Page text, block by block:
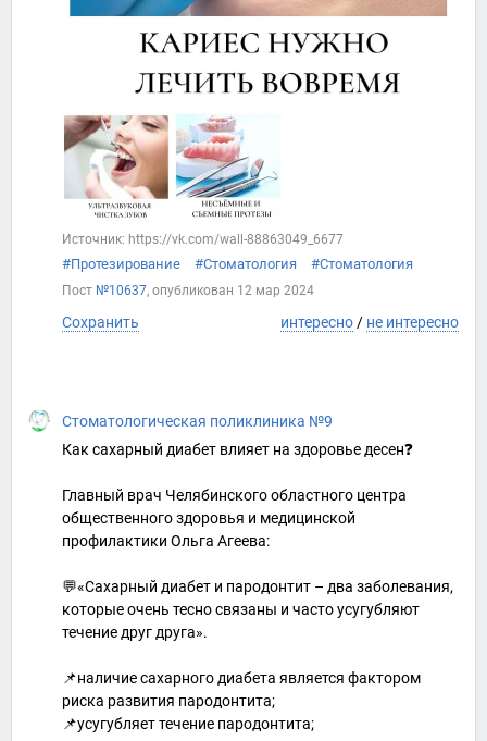
Источник: https://vk.com/wall-88863049_6677
#Протезирование #Стоматология #Стоматология
Пост №10637, опубликован 12 мар 2024
Сохранить интересно / не интересно
Стоматологическая поликлиника №9
Как сахарный диабет влияет на здоровье десен❓
Главный врач Челябинского областного центра
общественного здоровья и медицинской
профилактики Ольга Агеева:
💬«Сахарный диабет и пародонтит – два заболевания,
которые очень тесно связаны и часто усугубляют
течение друг друга».
📌наличие сахарного диабета является фактором
риска развития пародонтита;
📌усугубляет течение пародонтита;